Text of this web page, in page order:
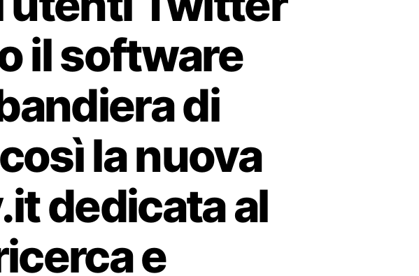
il software
di
la nuova
dedicata al
e